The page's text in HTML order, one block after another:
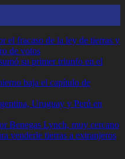
el fracaso de la ley de tierras y
de votos
su primer triunfo en el
baja el capítulo de
Uruguay y Perú en
Benegas Lynch, muy cercano
venderle tierras a extranjeros